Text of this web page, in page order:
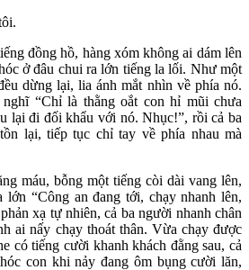
đồng hồ, hàng xóm không ai dám lên
ở đâu chui ra lớn tiếng la lối. Như một
dừng lại, lia ánh mắt nhìn về phía nó.
“Chỉ là thằng oắt con hỉ mũi chưa
lại đi đối khẩu với nó. Nhục!”, rồi cả ba
lại, tiếp tục chỉ tay về phía nhau mà
máu, bỗng một tiếng còi dài vang lên,
“Công an đang tới, chạy nhanh lên,
xạ tự nhiên, cả ba người nhanh chân
ai nấy chạy thoát thân. Vừa chạy được
có tiếng cười khanh khách đằng sau, cả
con khi nảy đang ôm bụng cười lăn,